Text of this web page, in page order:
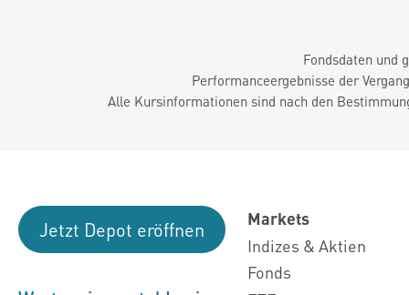
Fondsdaten und
Performanceergebnisse der
Alle Kursinformationen sind nach den
Jetzt Depot eröffnen
Markets
Indizes & Aktien
Fonds